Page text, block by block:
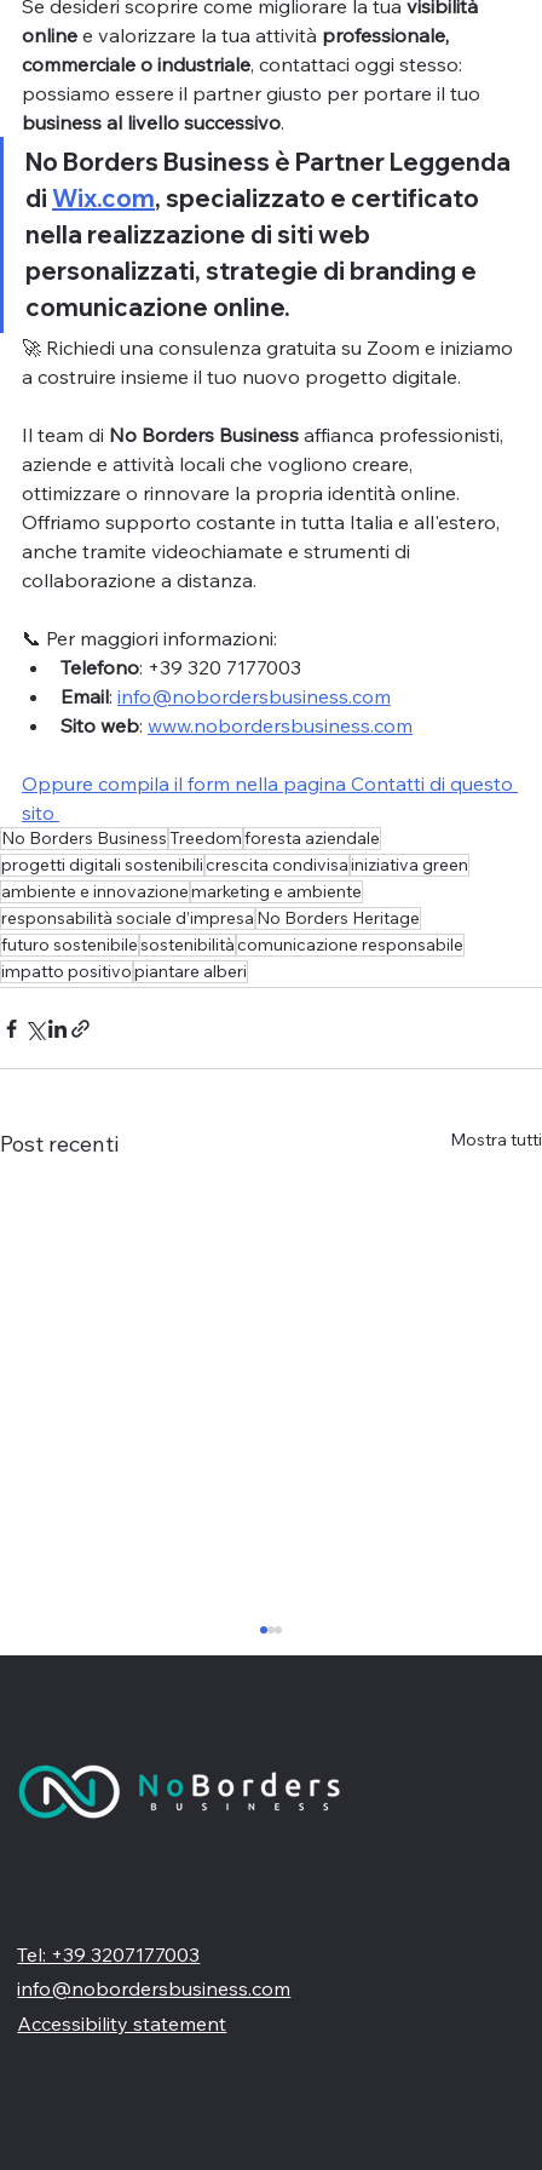
Se desideri scoprire come migliorare la tua visibilità
online e valorizzare la tua attività professionale,
commerciale o industriale, contattaci oggi stesso:
possiamo essere il partner giusto per portare il tuo
business al livello successivo.
No Borders Business è Partner Leggenda
di Wix.com, specializzato e certificato
nella realizzazione di siti web
personalizzati, strategie di branding e
comunicazione online.
🚀 Richiedi una consulenza gratuita su Zoom e iniziamo
a costruire insieme il tuo nuovo progetto digitale.
Il team di No Borders Business affianca professionisti,
aziende e attività locali che vogliono creare,
ottimizzare o rinnovare la propria identità online.
Offriamo supporto costante in tutta Italia e all'estero,
anche tramite videochiamate e strumenti di
collaborazione a distanza.
📞 Per maggiori informazioni:
Telefono: +39 320 7177003
Email: info@nobordersbusiness.com
Sito web: www.nobordersbusiness.com
Oppure compila il form nella pagina Contatti di questo
sito
No Borders BusinessTreedomforesta aziendale
progetti digitali sostenibilicrescita condivisainiziativa green
ambiente e innovazionemarketing e ambiente
responsabilità sociale d’impresa No Borders Heritage
futuro sostenibilesostenibilitàcomunicazione responsabile
impatto positivopiantare alberi
Post recenti Mostra tutti
Tel: +39 3207177003
info@nobordersbusiness.com
Accessibility statement